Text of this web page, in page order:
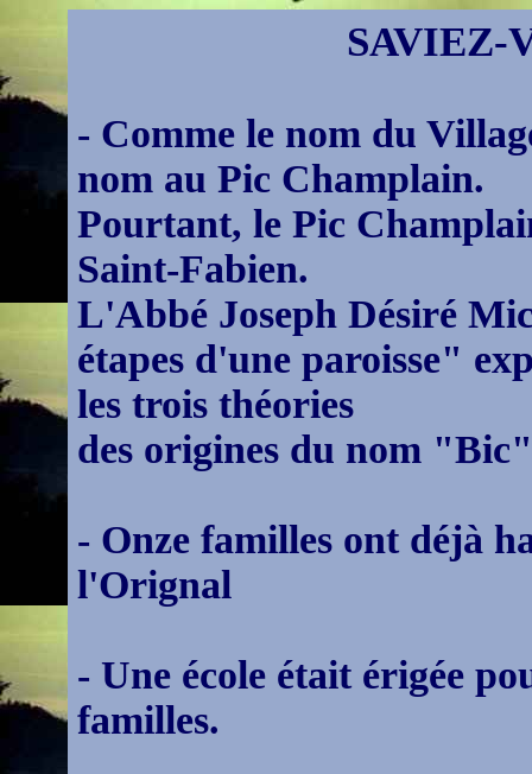
SAVIEZ-
- Comme le nom du
nom au Pic Champlain.
Pourtant, le Pic
Saint-Fabien.
L'Abbé Joseph Désiré
étapes d'une paroisse"
les trois théories
des origines du nom
- Onze familles ont déjà
l'Orignal
- Une école était érigée
familles.